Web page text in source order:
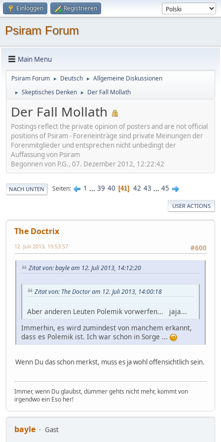
Einloggen Registrieren
Psiram Forum
Main Menu
Psiram Forum ► Deutsch ► Allgemeine Diskussionen
► Skeptisches Denken ► Der Fall Mollath
Der Fall Mollath
Postings reflect the private opinion of posters and are not official
positions of Psiram - Foreneinträge sind private Meinungen der
Forenmitglieder und entsprechen nicht unbedingt der
Auffassung von Psiram
Begonnen von P.G., 07. Dezember 2012, 12:22:42
NACH UNTEN Seiten 1 ... 39 40 41 42 43 ... 45
USER ACTIONS
The Doctrix
#600
12. Juli 2013, 15:53:57
Zitat von: bayle am 12. Juli 2013, 14:12:20
Zitat von: The Doctor am 12. Juli 2013, 14:00:18
Aber anderen Leuten Polemik vorwerfen... jaja...
Immerhin, es wird zumindest von manchem erkannt,
dass es Polemik ist. Ich war schon in Sorge ...
Wenn Du das schon merkst, muss es ja wohl offensichtlich sein.
Immer, wenn Du glaubst, dümmer gehts nicht mehr, kommt von
irgendwo ein Eso her!
bayle
Gast